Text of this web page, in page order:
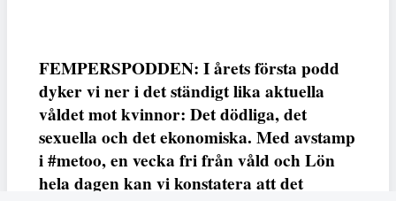
FEMPERSPODDEN: I årets första podd
dyker vi ner i det ständigt lika aktuella
våldet mot kvinnor: Det dödliga, det
sexuella och det ekonomiska. Med avstamp
i #metoo, en vecka fri från våld och Lön
hela dagen kan vi konstatera att det